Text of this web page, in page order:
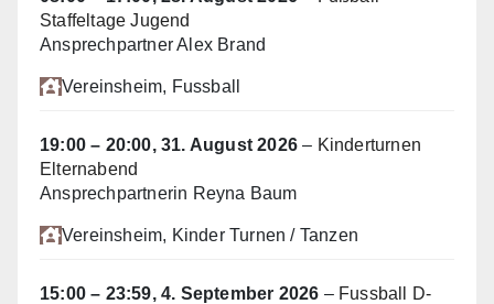
Staffeltage Jugend
Ansprechpartner Alex Brand
Vereinsheim, Fussball
19:00 – 20:00,31. August 2026 – Kinderturnen
Elternabend
Ansprechpartnerin Reyna Baum
Vereinsheim, Kinder Turnen / Tanzen
15:00 – 23:59,4. September 2026 – Fussball D-